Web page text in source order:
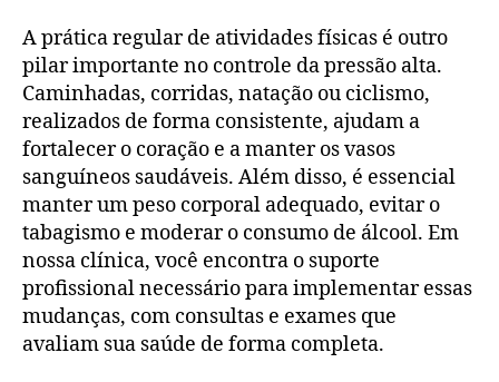
A prática regular de atividades físicas é outro
pilar importante no controle da pressão alta.
Caminhadas, corridas, natação ou ciclismo,
realizados de forma consistente, ajudam a
fortalecer o coração e a manter os vasos
sanguíneos saudáveis. Além disso, é essencial
manter um peso corporal adequado, evitar o
tabagismo e moderar o consumo de álcool. Em
nossa clínica, você encontra o suporte
profissional necessário para implementar essas
mudanças, com consultas e exames que
avaliam sua saúde de forma completa.